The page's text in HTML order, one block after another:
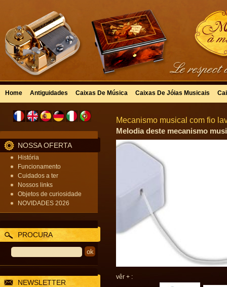
Home Antiguidades Caixas De Música Caixas De Jóias Musicais
NOSSA OFERTA
História
Funcionamento
Cuidados a ter
Nossos links
Objetos de curiosidade
NOVIDADES 2026
PROCURA
NEWSLETTER
Mecanismo musical com fio
Melodia deste mecanismo
vêr + :